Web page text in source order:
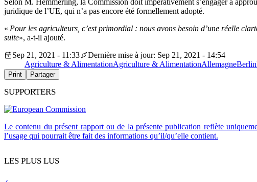
Selon M. Hemmerling, la Commission doit impérativement s’engager à
juridique de l’UE, qui n’a pas encore été formellement adopté.
« Pour les agriculteurs, c’est primordial : nous avons besoin d’une réelle
suite», a-t-il ajouté.
Sep 21, 2021 - 11:33
Dernière mise à jour: Sep 21, 2021 - 14:54
Agriculture & AlimentationAgriculture & AlimentationAllemagneBerlin
Print Partager
SUPPORTERS
Le contenu du présent rapport ou de la présente publication reflète
l’usage qui pourrait être fait des informations qu’il/qu’elle contient.
LES PLUS LUS